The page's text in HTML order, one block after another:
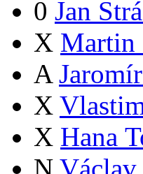
0 Jan
X Martin
A
X
X Hana
N